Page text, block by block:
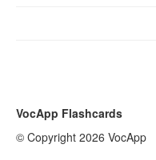
VocApp Flashcards
© Copyright 2026 VocApp